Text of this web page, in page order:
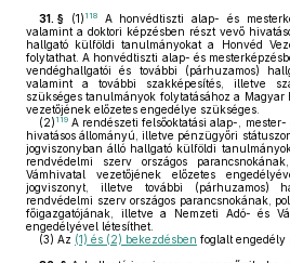
31. § (1) 118A honvédtiszti alap- és
valamint a doktori képzésben részt vevő
hallgató külföldi tanulmányokat a Honvéd
folytathat. A honvédtiszti alap- és
vendéghallgatói és további (párhuzamos)
valamint a további szakképesítés, illetve
szükséges tanulmányok folytatásához a
vezetőjének előzetes engedélye szükséges.
(2) 119 A rendészeti felsőoktatási alap-,
hivatásos állományú, illetve pénzügyőri
jogviszonyban álló hallgató külföldi
rendvédelmi szerv országos
Vámhivatal vezetőjének előzetes
jogviszonyt, illetve további (párhuzamos)
rendvédelmi szerv országos parancsnokának,
főigazgatójának, illetve a Nemzeti Adó- és
engedélyével létesíthet.
(3) Az (1) és (2) bekezdésben foglalt engedély